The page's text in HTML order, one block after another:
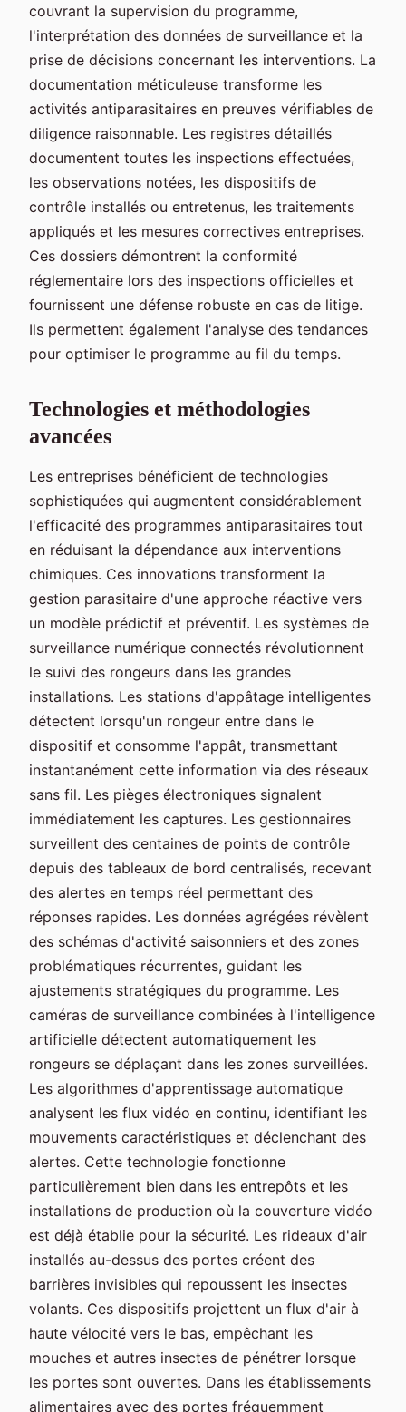
couvrant la supervision du programme,
l'interprétation des données de surveillance et la
prise de décisions concernant les interventions. La
documentation méticuleuse transforme les
activités antiparasitaires en preuves vérifiables de
diligence raisonnable. Les registres détaillés
documentent toutes les inspections effectuées,
les observations notées, les dispositifs de
contrôle installés ou entretenus, les traitements
appliqués et les mesures correctives entreprises.
Ces dossiers démontrent la conformité
réglementaire lors des inspections officielles et
fournissent une défense robuste en cas de litige.
Ils permettent également l'analyse des tendances
pour optimiser le programme au fil du temps.
Technologies et méthodologies
avancées
Les entreprises bénéficient de technologies
sophistiquées qui augmentent considérablement
l'efficacité des programmes antiparasitaires tout
en réduisant la dépendance aux interventions
chimiques. Ces innovations transforment la
gestion parasitaire d'une approche réactive vers
un modèle prédictif et préventif. Les systèmes de
surveillance numérique connectés révolutionnent
le suivi des rongeurs dans les grandes
installations. Les stations d'appâtage intelligentes
détectent lorsqu'un rongeur entre dans le
dispositif et consomme l'appât, transmettant
instantanément cette information via des réseaux
sans fil. Les pièges électroniques signalent
immédiatement les captures. Les gestionnaires
surveillent des centaines de points de contrôle
depuis des tableaux de bord centralisés, recevant
des alertes en temps réel permettant des
réponses rapides. Les données agrégées révèlent
des schémas d'activité saisonniers et des zones
problématiques récurrentes, guidant les
ajustements stratégiques du programme. Les
caméras de surveillance combinées à l'intelligence
artificielle détectent automatiquement les
rongeurs se déplaçant dans les zones surveillées.
Les algorithmes d'apprentissage automatique
analysent les flux vidéo en continu, identifiant les
mouvements caractéristiques et déclenchant des
alertes. Cette technologie fonctionne
particulièrement bien dans les entrepôts et les
installations de production où la couverture vidéo
est déjà établie pour la sécurité. Les rideaux d'air
installés au-dessus des portes créent des
barrières invisibles qui repoussent les insectes
volants. Ces dispositifs projettent un flux d'air à
haute vélocité vers le bas, empêchant les
mouches et autres insectes de pénétrer lorsque
les portes sont ouvertes. Dans les établissements
alimentaires avec des portes fréquemment